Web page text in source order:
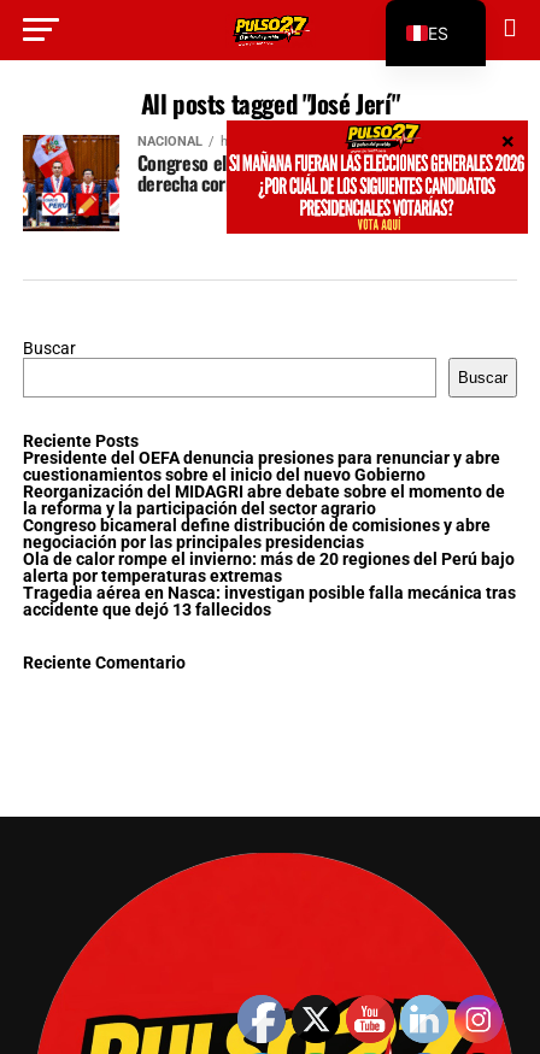
All posts tagged "José Jerí"
NACIONAL hace 1 año
Congreso elige mesa directiva continuista de la
derecha corrupta y antipopular
Buscar
Buscar
Reciente Posts
Presidente del OEFA denuncia presiones para renunciar y abre
cuestionamientos sobre el inicio del nuevo Gobierno
Reorganización del MIDAGRI abre debate sobre el momento de
la reforma y la participación del sector agrario
Congreso bicameral define distribución de comisiones y abre
negociación por las principales presidencias
Ola de calor rompe el invierno: más de 20 regiones del Perú bajo
alerta por temperaturas extremas
Tragedia aérea en Nasca: investigan posible falla mecánica tras
accidente que dejó 13 fallecidos
Reciente Comentario
ES
EN